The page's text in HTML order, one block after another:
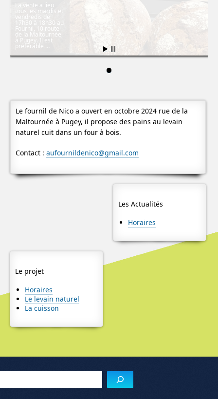
La vente a lieu
tous les mardis et
vendredis de
17h30 à 18h30 au
Fournil, 10 route
de la Maltournée
à Pugey. Il est
préférable …
Le fournil de Nico a ouvert en octobre 2024 rue de la
Maltournée à Pugey, il propose des pains au levain
naturel cuit dans un four à bois.
Contact : aufournildenico@gmail.com
Les Actualités
Horaires
Le projet
Horaires
Le levain naturel
La cuisson